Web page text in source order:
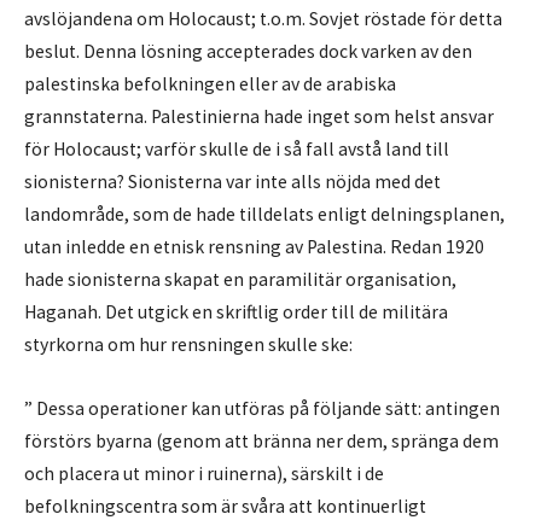
avslöjandena om Holocaust; t.o.m. Sovjet röstade för detta
beslut. Denna lösning accepterades dock varken av den
palestinska befolkningen eller av de arabiska
grannstaterna. Palestinierna hade inget som helst ansvar
för Holocaust; varför skulle de i så fall avstå land till
sionisterna? Sionisterna var inte alls nöjda med det
landområde, som de hade tilldelats enligt delningsplanen,
utan inledde en etnisk rensning av Palestina. Redan 1920
hade sionisterna skapat en paramilitär organisation,
Haganah. Det utgick en skriftlig order till de militära
styrkorna om hur rensningen skulle ske:
” Dessa operationer kan utföras på följande sätt: antingen
förstörs byarna (genom att bränna ner dem, spränga dem
och placera ut minor i ruinerna), särskilt i de
befolkningscentra som är svåra att kontinuerligt